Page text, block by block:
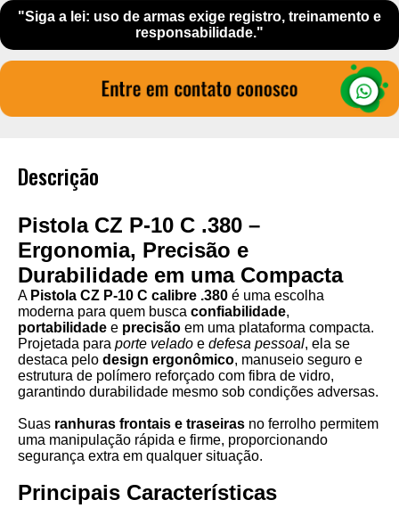
"Siga a lei: uso de armas exige registro, treinamento e
responsabilidade."
Descrição
Pistola CZ P-10 C .380 –
Ergonomia, Precisão e
Durabilidade em uma Compacta
A Pistola CZ P-10 C calibre .380 é uma escolha
moderna para quem busca confiabilidade,
portabilidade e precisão em uma plataforma compacta.
Projetada para porte velado e defesa pessoal, ela se
destaca pelo design ergonômico, manuseio seguro e
estrutura de polímero reforçado com fibra de vidro,
garantindo durabilidade mesmo sob condições adversas.
Suas ranhuras frontais e traseiras no ferrolho permitem
uma manipulação rápida e firme, proporcionando
segurança extra em qualquer situação.
Principais Características